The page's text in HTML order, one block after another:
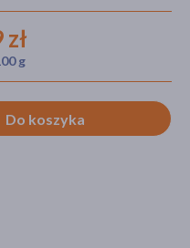
g
Do koszyka